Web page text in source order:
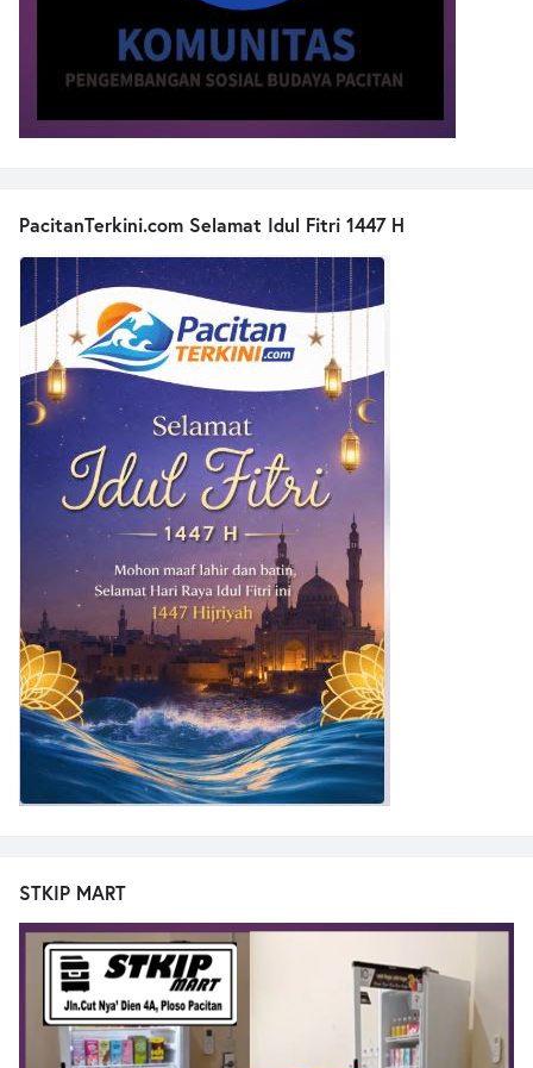
PacitanTerkini.com Selamat Idul Fitri 1447 H
STKIP MART